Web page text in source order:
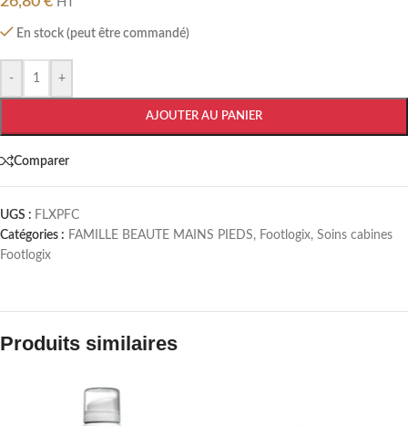
En stock (peut être commandé)
- +
AJOUTER AU PANIER
Comparer
UGS : FLXPFC
Catégories : FAMILLE BEAUTE MAINS PIEDS, Footlogix, Soins cabines
Footlogix
Produits similaires